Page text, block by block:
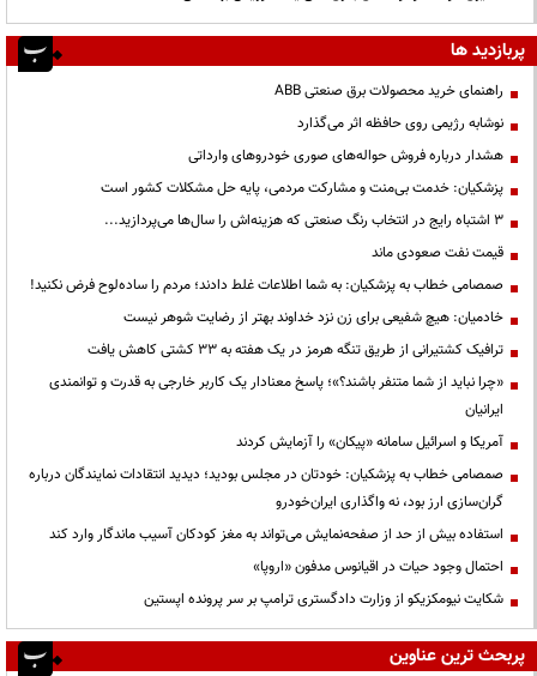
پربازدید ها
راهنمای خرید محصولات برق صنعتی ABB
نوشابه رژیمی روی حافظه اثر می‌گذارد
هشدار درباره فروش حواله‌های صوری خودروهای وارداتی
پزشکیان: خدمت بی‌منت و مشارکت مردمی، پایه حل مشکلات کشور است
3 اشتباه رایج در انتخاب رنگ صنعتی که هزینه‌اش را سال‌ها می‌پردازید...
قیمت نفت صعودی ماند
صمصامی خطاب به پزشکیان: به شما اطلاعات غلط دادند؛ مردم را ساده‌لوح فرض نکنید!
خادمیان: هیچ شفیعی برای زن نزد خداوند بهتر از رضایت شوهر نیست
ترافیک کشتیرانی از طریق تنگه هرمز در یک هفته به ۳۳ کشتی کاهش یافت
«چرا نباید از شما متنفر باشند؟»؛ پاسخ معنادار یک کاربر خارجی به قدرت و توانمندی
ایرانیان
آمریکا و اسرائیل سامانه «پیکان» را آزمایش کردند
صمصامی خطاب به پزشکیان: خودتان در مجلس بودید؛ دیدید انتقادات نمایندگان درباره
گران‌سازی ارز بود، نه واگذاری ایران‌خودرو
استفاده بیش از حد از صفحه‌نمایش می‌تواند به مغز کودکان آسیب ماندگار وارد کند
احتمال وجود حیات در اقیانوس مدفون «اروپا»
شکایت نیومکزیکو از وزارت دادگستری ترامپ بر سر پرونده اپستین
پربحث ترین عناوین